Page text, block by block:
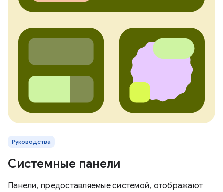
Руководства
Системные панели
Панели, предоставляемые системой, отображают